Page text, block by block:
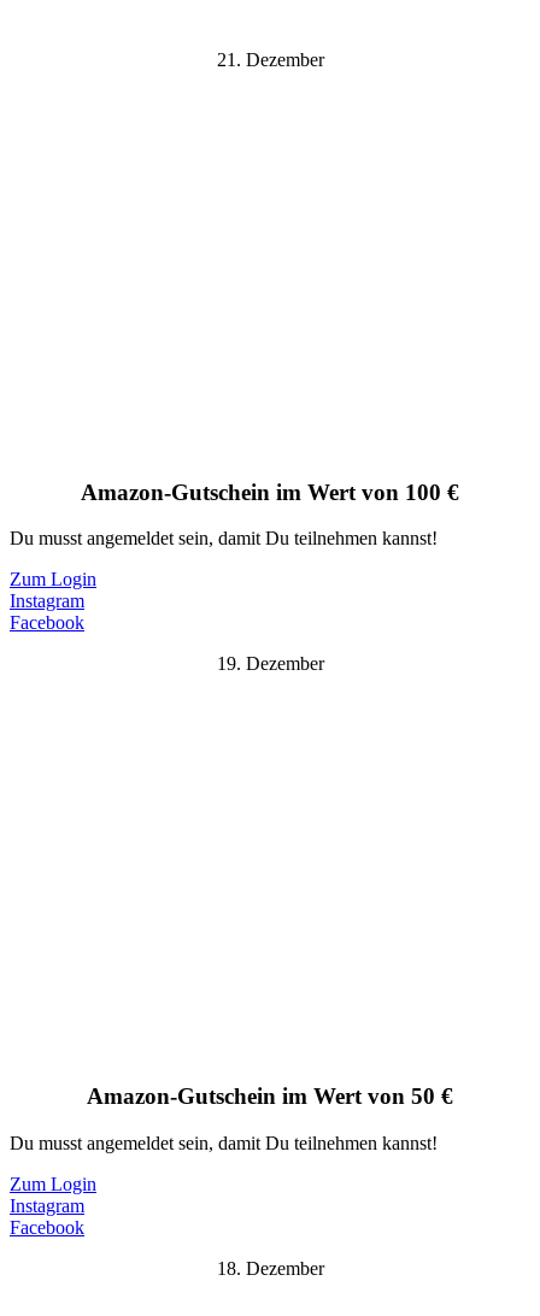
21. Dezember
Amazon-Gutschein im Wert von 100 €
Du musst angemeldet sein, damit Du teilnehmen kannst!
Zum Login
Instagram
Facebook
19. Dezember
Amazon-Gutschein im Wert von 50 €
Du musst angemeldet sein, damit Du teilnehmen kannst!
Zum Login
Instagram
Facebook
18. Dezember